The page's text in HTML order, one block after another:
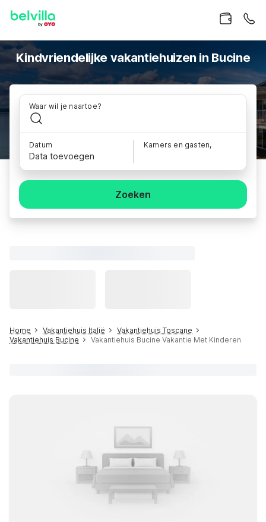
Kindvriendelijke vakantiehuizen in Bucine
Waar wil je naartoe?
Datum
Data toevoegen
Kamers en gasten,
Zoeken
Home Vakantiehuis Italië
Vakantiehuis Toscane
Vakantiehuis Bucine
Vakantiehuis Bucine Vakantie Met Kinderen